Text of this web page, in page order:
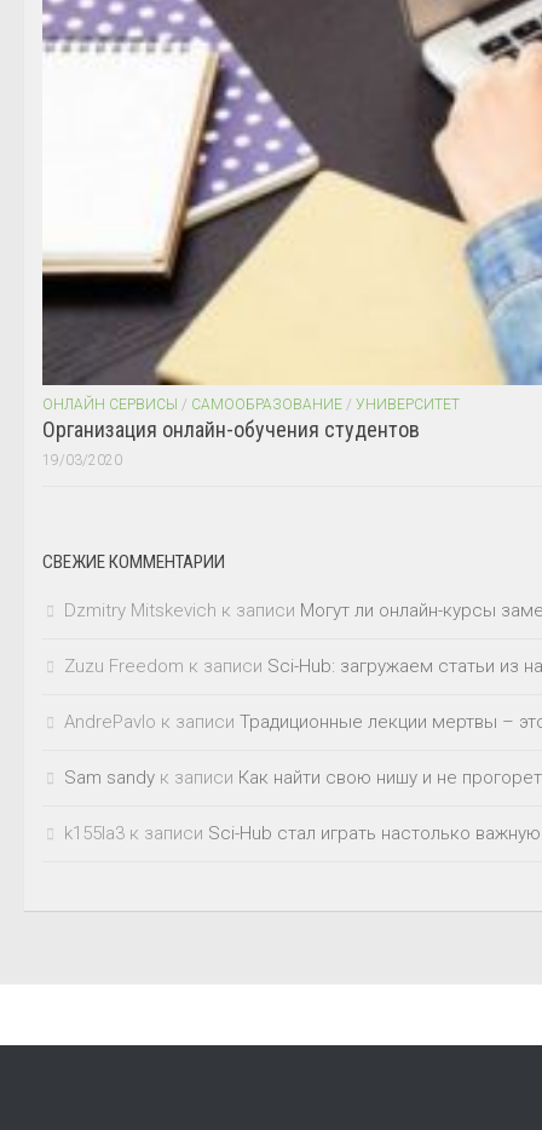
ОНЛАЙН СЕРВИСЫ / САМООБРАЗОВАНИЕ / УНИВЕРСИТЕТ
Организация онлайн-обучения студентов
19/03/2020
СВЕЖИЕ КОММЕНТАРИИ
Dzmitry Mitskevich к записи Могут ли онлайн-курсы
Zuzu Freedom к записи Sci-Hub: загружаем статьи из
AndrePavlo к записи Традиционные лекции мертвы –
Sam sandy к записи Как найти свою нишу и не
k155la3 к записи Sci-Hub стал играть настолько